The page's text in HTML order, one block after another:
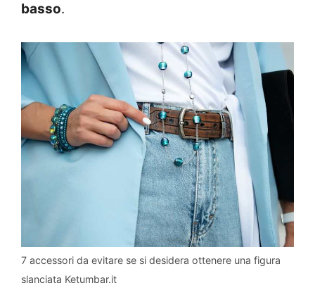
basso.
7 accessori da evitare se si desidera ottenere una figura
slanciata Ketumbar.it